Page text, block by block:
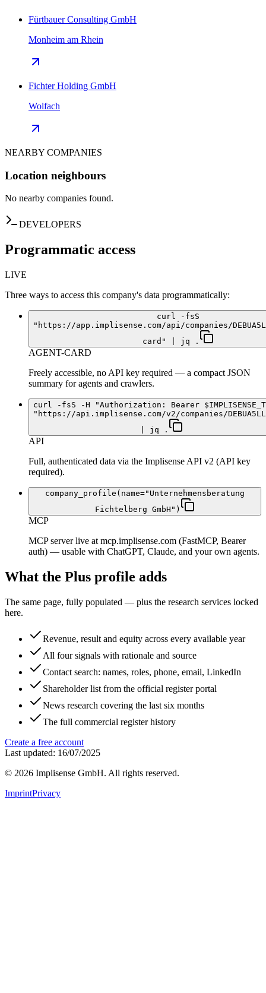
Fürtbauer Consulting GmbH
Monheim am Rhein
Fichter Holding GmbH
Wolfach
NEARBY COMPANIES
Location neighbours
No nearby companies found.
DEVELOPERS
Programmatic access
LIVE
Three ways to access this company's data programmatically:
curl -fsS
"https://app.implisense.com/api/companies/
card" | jq .
AGENT-CARD
Freely accessible, no API key required — a compact JSON
summary for agents and crawlers.
curl -fsS -H "Authorization: Bearer
"https://api.implisense.com/v2/companies/
| jq .
API
Full, authenticated data via the Implisense API v2 (API key
required).
company_profile(name="Unternehmensberatung
Fichtelberg GmbH")
MCP
MCP server live at mcp.implisense.com (FastMCP, Bearer
auth) — usable with ChatGPT, Claude, and your own agents.
What the Plus profile adds
The same page, fully populated — plus the research services locked
here.
Revenue, result and equity across every available year
All four signals with rationale and source
Contact search: names, roles, phone, email, LinkedIn
Shareholder list from the official register portal
News research covering the last six months
The full commercial register history
Create a free account
Last updated: 16/07/2025
© 2026 Implisense GmbH. All rights reserved.
ImprintPrivacy